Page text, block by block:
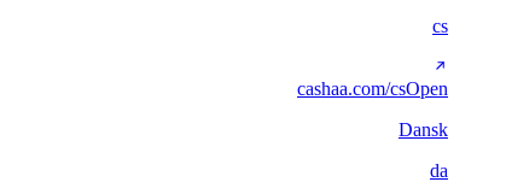
cs
cashaa.com/csOpen
Dansk
da